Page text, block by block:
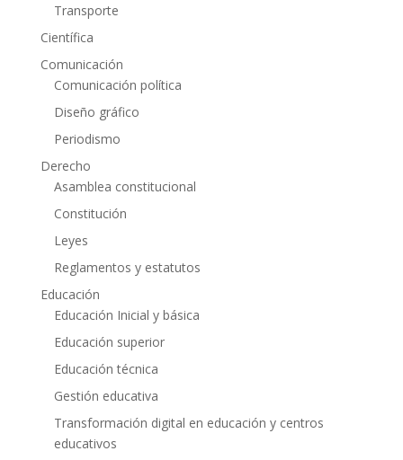
Transporte
Científica
Comunicación
Comunicación política
Diseño gráfico
Periodismo
Derecho
Asamblea constitucional
Constitución
Leyes
Reglamentos y estatutos
Educación
Educación Inicial y básica
Educación superior
Educación técnica
Gestión educativa
Transformación digital en educación y centros
educativos